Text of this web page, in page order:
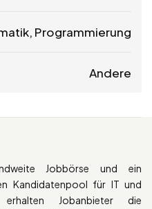
Programmierung
Andere
Jobbörse und ein
Kandidatenpool für IT und
Jobanbieter die